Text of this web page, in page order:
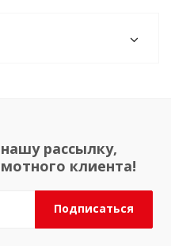
рассылку,
клиента!